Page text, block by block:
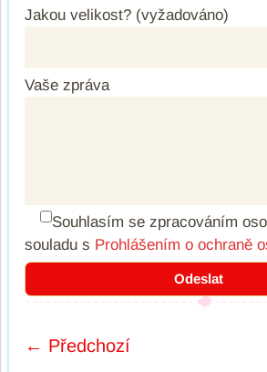
Jakou velikost? (vyžadováno)
Vaše zpráva
Souhlasím se zpracováním
souladu s Prohlášením o ochraně
← Předchozí